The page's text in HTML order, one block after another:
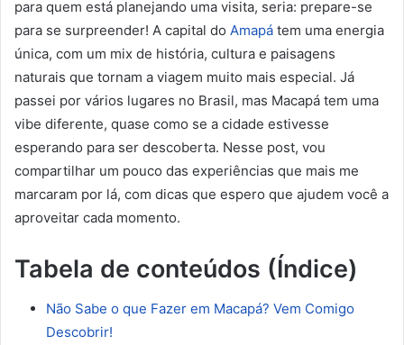
para quem está planejando uma visita, seria: prepare-se
para se surpreender! A capital do Amapá tem uma energia
única, com um mix de história, cultura e paisagens
naturais que tornam a viagem muito mais especial. Já
passei por vários lugares no Brasil, mas Macapá tem uma
vibe diferente, quase como se a cidade estivesse
esperando para ser descoberta. Nesse post, vou
compartilhar um pouco das experiências que mais me
marcaram por lá, com dicas que espero que ajudem você a
aproveitar cada momento.
Tabela de conteúdos (Índice)
Não Sabe o que Fazer em Macapá? Vem Comigo
Descobrir!